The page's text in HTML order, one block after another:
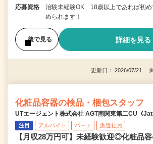
応募資格
治験未経験OK 18歳以上であれば初め
められます！
後で見る 詳細を見る
更新日： 2026/07/21
化粧品容器の検品・梱包スタッフ
UTエージェント株式会社 AGT南関東第二CU《
注目 アルバイト パート 派遣社員
【月収28万円可】未経験歓迎◎化粧品